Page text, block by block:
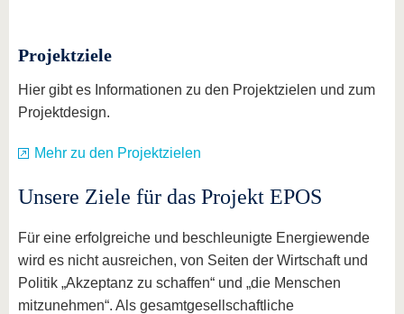
Projektziele
Hier gibt es Informationen zu den Projektzielen und zum
Projektdesign.
Mehr zu den Projektzielen
Unsere Ziele für das Projekt EPOS
Für eine erfolgreiche und beschleunigte Energiewende
wird es nicht ausreichen, von Seiten der Wirtschaft und
Politik „Akzeptanz zu schaffen“ und „die Menschen
mitzunehmen“. Als gesamtgesellschaftliche